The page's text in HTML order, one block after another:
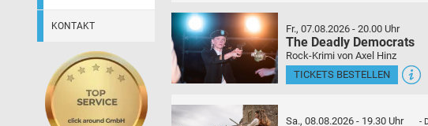
KONTAKT Fr., 07.08.2026 - 20.00 Uhr
The Deadly Democrats
Rock-Krimi von Axel Hinz
TICKETS BESTELLEN
Sa., 08.08.2026 - 19.30 Uhr -